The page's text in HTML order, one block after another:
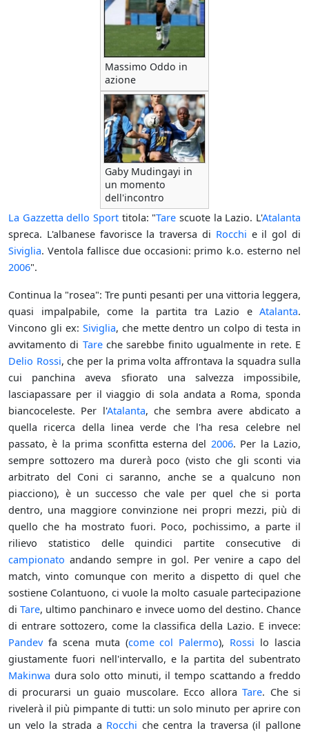
Massimo Oddo in
azione
Gaby Mudingayi in
un momento
dell'incontro
La Gazzetta dello Sport titola: "Tare scuote la Lazio. L'Atalanta
spreca. L'albanese favorisce la traversa di Rocchi e il gol di
Siviglia. Ventola fallisce due occasioni: primo k.o. esterno nel
2006".
Continua la "rosea": Tre punti pesanti per una vittoria leggera,
quasi impalpabile, come la partita tra Lazio e Atalanta.
Vincono gli ex: Siviglia, che mette dentro un colpo di testa in
avvitamento di Tareche sarebbe finito ugualmente in rete. E
Delio Rossi, che per la prima volta affrontava la squadra sulla
cui panchina aveva sfiorato una salvezza impossibile,
lasciapassare per il viaggio di sola andata a Roma, sponda
biancoceleste. Per l'Atalanta, che sembra avere abdicato a
quella ricerca della linea verde che l'ha resa celebre nel
passato, è la prima sconfitta esterna del 2006. Per la Lazio,
sempre sottozero ma durerà poco (visto che gli sconti via
arbitrato del Coni ci saranno, anche se a qualcuno non
piacciono), è un successo che vale per quel che si porta
dentro, una maggiore convinzione nei propri mezzi, più di
quello che ha mostrato fuori. Poco, pochissimo, a parte il
rilievo statistico delle quindici partite consecutive di
campionato andando sempre in gol. Per venire a capo del
match, vinto comunque con merito a dispetto di quel che
sostiene Colantuono, ci vuole la molto casuale partecipazione
diTare, ultimo panchinaro e invece uomo del destino. Chance
di entrare sottozero, come la classifica della Lazio. E invece:
Pandevfa scena muta (come col Palermo), Rossi lo lascia
giustamente fuori nell'intervallo, e la partita del subentrato
Makinwa dura solo otto minuti, il tempo scattando a freddo
di procurarsi un guaio muscolare. Ecco alloraTare. Che si
rivelerà il più pimpante di tutti: un solo minuto per aprire con
un velo la strada a Rocchi che centra la traversa (il pallone